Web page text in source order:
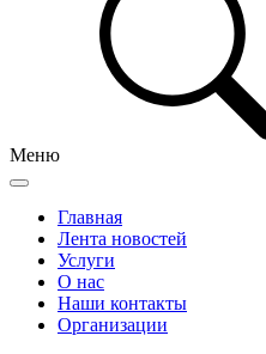
Меню
Главная
Лента новостей
Услуги
О нас
Наши контакты
Организации